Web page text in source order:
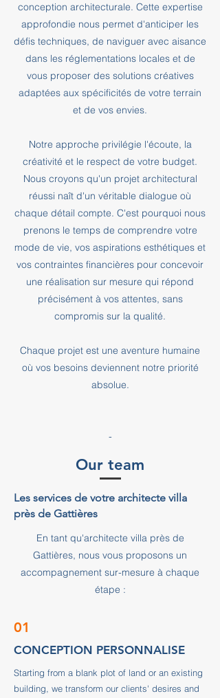
conception architecturale. Cette expertise
approfondie nous permet d'anticiper les
défis techniques, de naviguer avec aisance
dans les réglementations locales et de
vous proposer des solutions créatives
adaptées aux spécificités de votre terrain
et de vos envies.
Notre approche privilégie l'écoute, la
créativité et le respect de votre budget.
Nous croyons qu'un projet architectural
réussi naît d'un véritable dialogue où
chaque détail compte. C'est pourquoi nous
prenons le temps de comprendre votre
mode de vie, vos aspirations esthétiques et
vos contraintes financières pour concevoir
une réalisation sur mesure qui répond
précisément à vos attentes, sans
compromis sur la qualité.
Chaque projet est une aventure humaine
où vos besoins deviennent notre priorité
absolue.
-
Our team
Les services de votre architecte villa
près de Gattières
En tant qu'architecte villa près de
Gattières, nous vous proposons un
accompagnement sur-mesure à chaque
étape :
01
CONCEPTION PERSONNALISE
Starting from a blank plot of land or an existing
building, we transform our clients' desires and